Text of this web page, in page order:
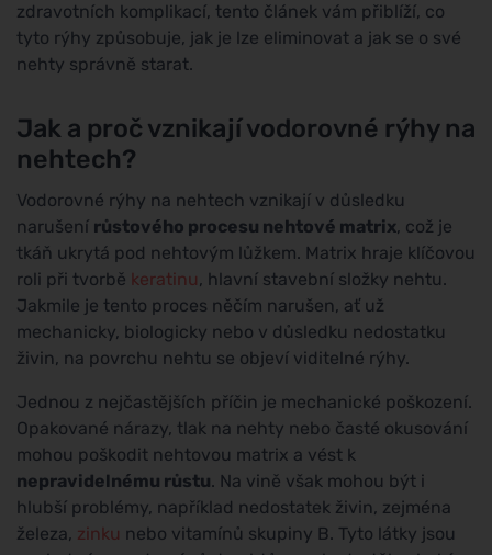
zdravotních komplikací, tento článek vám přiblíží, co
tyto rýhy způsobuje, jak je lze eliminovat a jak se o své
nehty správně starat.
Jak a proč vznikají vodorovné rýhy na
nehtech?
Vodorovné rýhy na nehtech vznikají v důsledku
narušení růstového procesu nehtové matrix, což je
tkáň ukrytá pod nehtovým lůžkem. Matrix hraje klíčovou
roli při tvorbě keratinu, hlavní stavební složky nehtu.
Jakmile je tento proces něčím narušen, ať už
mechanicky, biologicky nebo v důsledku nedostatku
živin, na povrchu nehtu se objeví viditelné rýhy.
Jednou z nejčastějších příčin je mechanické poškození.
Opakované nárazy, tlak na nehty nebo časté okusování
mohou poškodit nehtovou matrix a vést k
nepravidelnému růstu. Na vině však mohou být i
hlubší problémy, například nedostatek živin, zejména
železa, zinku nebo vitamínů skupiny B. Tyto látky jsou